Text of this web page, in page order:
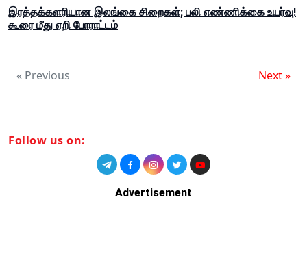
இரத்தக்களரியான இலங்கை சிறைகள்; பலி எண்ணிக்கை உயர்வு!
கூரை மீது ஏறி போராட்டம்
« Previous Next »
Follow us on:
Advertisement